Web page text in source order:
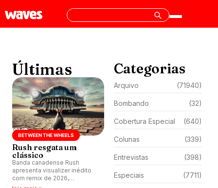
Últimas
BETWEEN THE WHEELS
Rush resgata um
clássico
Banda canadense Rush
apresenta visualizer inédito
com remix de 2026,
conectando passado e
Categorias
Arquivo (71940)
Bombando (32)
Cobertura Especial (640)
Colunas (339)
Entrevistas (398)
Especiais (7711)